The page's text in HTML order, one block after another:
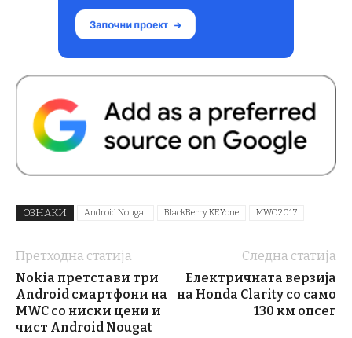
ОЗНАКИ Android Nougat BlackBerry KEYone MWC 2017
Претходна статија
Nokia претстави три
Android смартфони на
MWC со ниски цени и
чист Android Nougat
Следна статија
Електричната верзија
на Honda Clarity со само
130 км опсег